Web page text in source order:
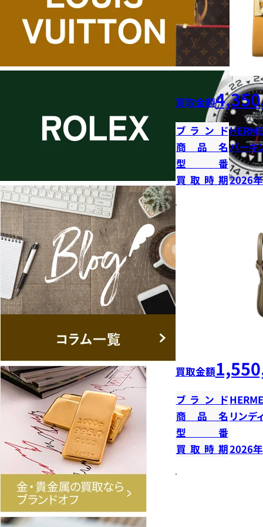
買取金額
ブランド
商品名バーキ
型番
買取時期2026
買取金額
ブランド
商品名 リンデ
型番
買取時期2026